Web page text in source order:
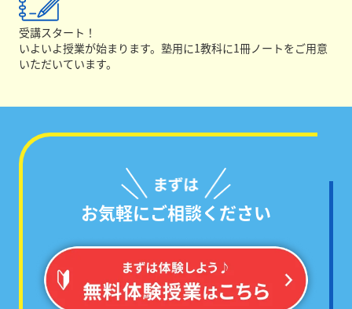
受講スタート！
いよいよ授業が始まります。塾用に1教科に1冊ノートをご用意
いただいています。
お気軽にご相談ください